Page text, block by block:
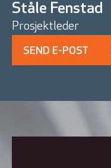
Ståle Fenstad
Prosjektleder
SEND E-POST